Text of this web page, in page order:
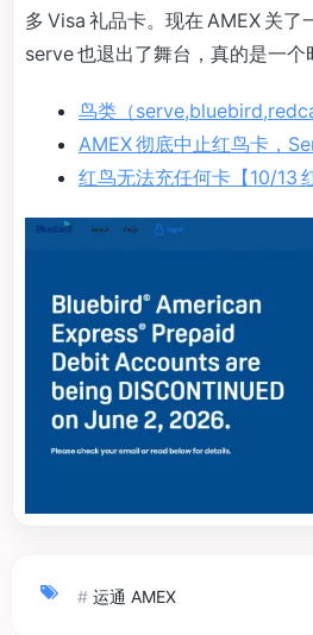
多 Visa 礼品卡。现在 AMEX 关
serve 也退出了舞台，真的是一个
鸟类（
AMEX 彻底中止红鸟卡，
红鸟无法充任何卡【10/13
# 运通 AMEX